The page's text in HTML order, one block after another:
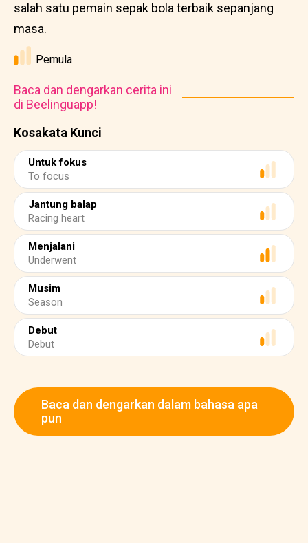
Kosakata Kunci
Untuk fokus
To focus
Jantung balap
Racing heart
Menjalani
Underwent
Musim
Season
Debut
Debut
salah satu pemain sepak bola terbaik sepanjang
masa.
Pemula
Baca dan dengarkan cerita ini
di Beelinguapp!
Baca dan dengarkan dalam bahasa apa
pun